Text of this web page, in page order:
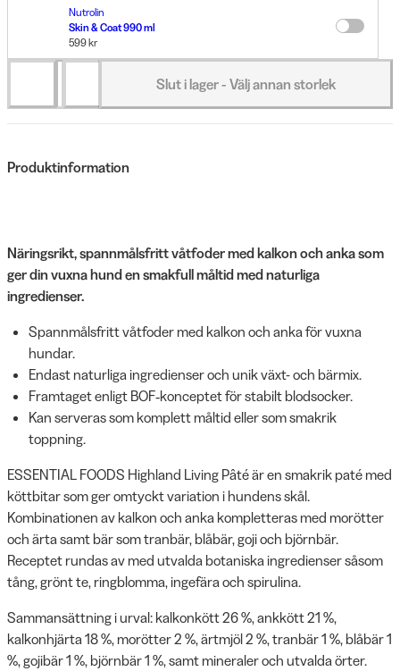
Nutrolin
Skin & Coat 990 ml
599 kr
Slut i lager - Välj annan storlek
Produktinformation
Näringsrikt, spannmålsfritt våtfoder med kalkon och anka som
ger din vuxna hund en smakfull måltid med naturliga
ingredienser.
Spannmålsfritt våtfoder med kalkon och anka för vuxna
hundar.
Endast naturliga ingredienser och unik växt- och bärmix.
Framtaget enligt BOF‑konceptet för stabilt blodsocker.
Kan serveras som komplett måltid eller som smakrik
toppning.
ESSENTIAL FOODS Highland Living Pâté är en smakrik paté med
köttbitar som ger omtyckt variation i hundens skål.
Kombinationen av kalkon och anka kompletteras med morötter
och ärta samt bär som tranbär, blåbär, goji och björnbär.
Receptet rundas av med utvalda botaniska ingredienser såsom
tång, grönt te, ringblomma, ingefära och spirulina.
Sammansättning i urval: kalkonkött 26 %, ankkött 21 %,
kalkonhjärta 18 %, morötter 2 %, ärtmjöl 2 %, tranbär 1 %, blåbär 1
%, gojibär 1 %, björnbär 1 %, samt mineraler och utvalda örter.